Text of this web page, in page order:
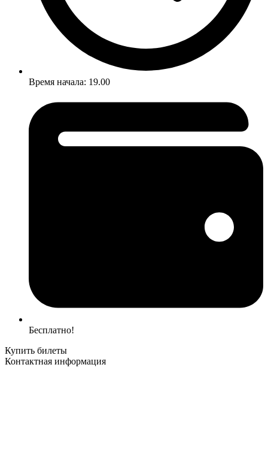
Время начала: 19.00
Бесплатно!
Купить билеты
Контактная информация